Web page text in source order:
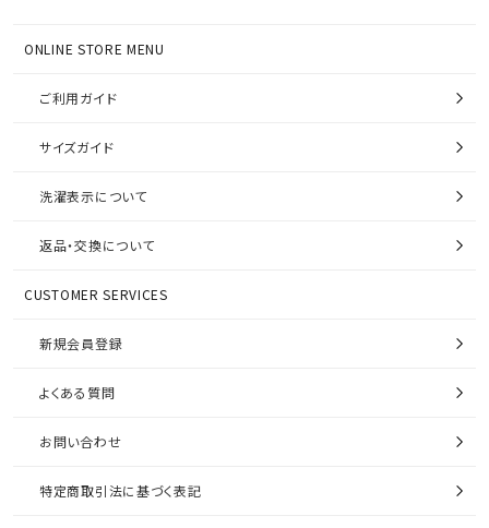
ONLINE STORE MENU
ご利用ガイド
サイズガイド
洗濯表示について
返品・交換について
CUSTOMER SERVICES
新規会員登録
よくある質問
お問い合わせ
特定商取引法に基づく表記